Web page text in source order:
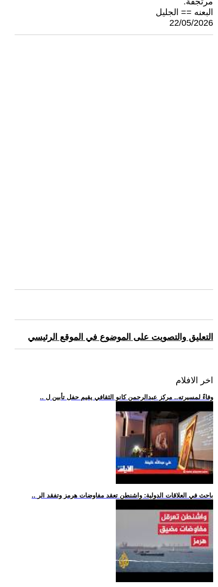
البعنه == الجليل
22/05/2026
التعليق والتصويت على الموضوع في الموقع الرئيسي
اخر الافلام
.. وفاءً لمسيرته.. مركز عبدالرحمن كانو الثقافي يقيم حفل تأبين ل
.. باحث في العلاقات الدولية: واشنطن تعقد مفاوضات هرمز وتفقد الر